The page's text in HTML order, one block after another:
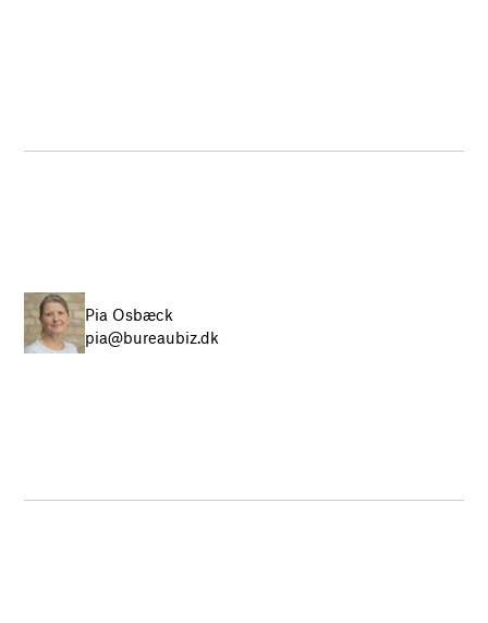
Pia Osbæck
pia@bureaubiz.dk